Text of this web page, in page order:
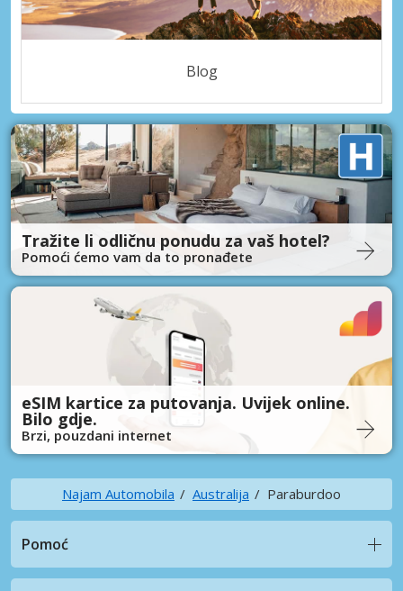
Blog
Tražite li odličnu ponudu za vaš hotel?
Pomoći ćemo vam da to pronađete
eSIM kartice za putovanja. Uvijek online.
Bilo gdje.
Brzi, pouzdani internet
Najam Automobila Australija Paraburdoo
Pomoć